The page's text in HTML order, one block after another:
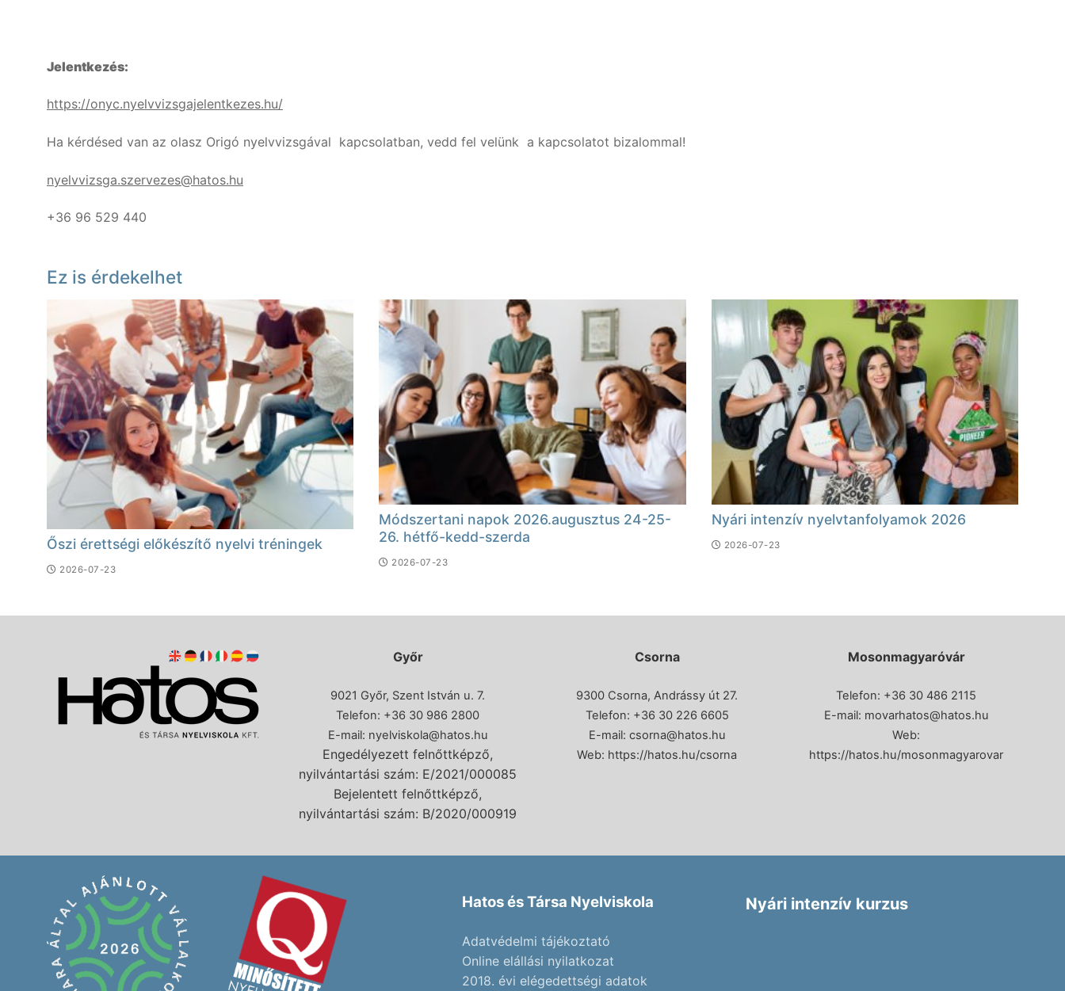
Jelentkezés:
https://onyc.nyelvvizsgajelentkezes.hu/
Ha kérdésed van az olasz Origó nyelvvizsgával kapcsolatban, vedd fel velünk a kapcsolatot bizalommal!
nyelvvizsga.szervezes@hatos.hu
+36 96 529 440
Ez is érdekelhet
Őszi érettségi előkészítő nyelvi tréningek
2026-07-23
Módszertani napok 2026.augusztus 24-25-
26. hétfő-kedd-szerda
2026-07-23
Nyári intenzív nyelvtanfolyamok 2026
2026-07-23
Győr
9021 Győr, Szent István u. 7.
Telefon: +36 30 986 2800
E-mail: nyelviskola@hatos.hu
Engedélyezett felnőttképző,
nyilvántartási szám: E/2021/000085
Bejelentett felnőttképző,
nyilvántartási szám: B/2020/000919
Csorna
9300 Csorna, Andrássy út 27.
Telefon: +36 30 226 6605
E-mail: csorna@hatos.hu
Web: https://hatos.hu/csorna
Mosonmagyaróvár
Telefon: +36 30 486 2115
E-mail: movarhatos@hatos.hu
Web:
https://hatos.hu/mosonmagyarovar
Hatos és Társa Nyelviskola
Adatvédelmi tájékoztató
Online elállási nyilatkozat
2018. évi elégedettségi adatok
Nyári intenzív kurzus